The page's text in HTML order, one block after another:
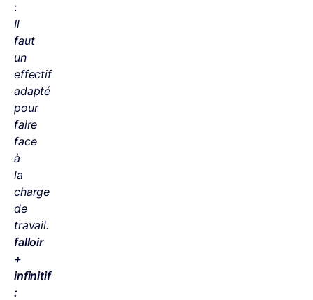
:
Il
faut
un
effectif
adapté
pour
faire
face
à
la
charge
de
travail.
falloir
+
infinitif
: